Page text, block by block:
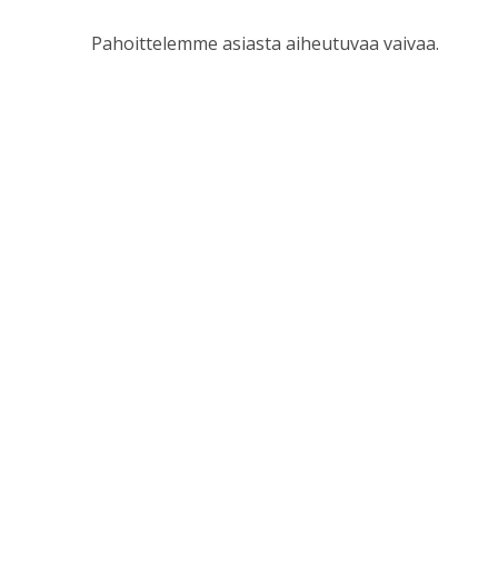
Pahoittelemme asiasta aiheutuvaa vaivaa.